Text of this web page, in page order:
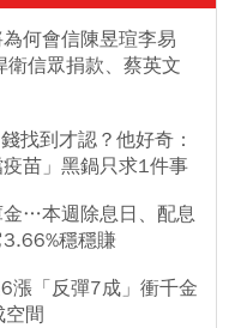
何會信陳昱瑄李易
信眾捐款、蔡英文
找到才認？他好奇：
苗」黑鍋只求1件事
…本週除息日、配息
穩穩賺
漲「反彈7成」衝千金
間